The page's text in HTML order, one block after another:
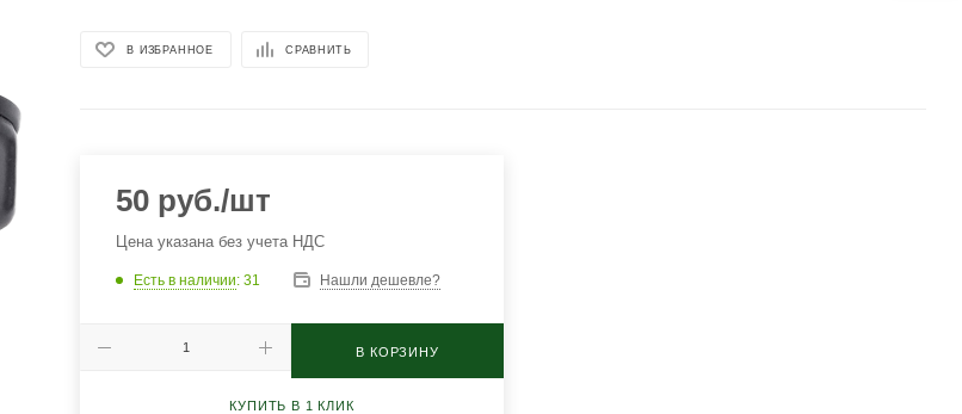
В ИЗБРАННОЕ СРАВНИТЬ
50 руб./шт
Цена указана без учета НДС
Есть в наличии: 31 Нашли дешевле?
В КОРЗИНУ
КУПИТЬ В 1 КЛИК